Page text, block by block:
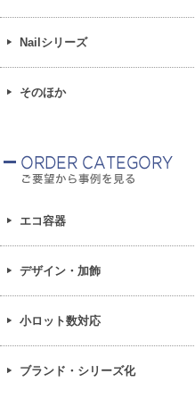
Nailシリーズ
そのほか
エコ容器
デザイン・加飾
小ロット数対応
ブランド・シリーズ化